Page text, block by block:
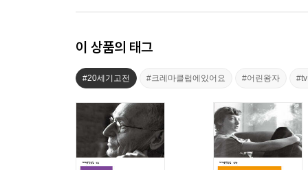
이 상품의 태그
#20세기고전 #크레마클럽에있어요 #어린왕자